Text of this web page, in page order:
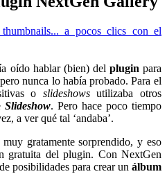
oído hablar (bien) del plugin para
nunca lo había probado. Para el
o slideshowsutilizaba otros
Slideshow. Pero hace poco tiempo
a ver qué tal ‘andaba’.
gratamente sorprendido, y eso
gratuita del plugin. Con NextGen
posibilidades para crear un álbum